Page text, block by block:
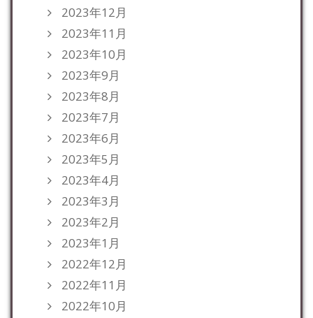
2023年12月
2023年11月
2023年10月
2023年9月
2023年8月
2023年7月
2023年6月
2023年5月
2023年4月
2023年3月
2023年2月
2023年1月
2022年12月
2022年11月
2022年10月